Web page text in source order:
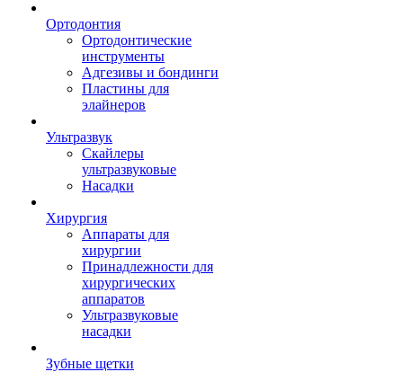
Ортодонтия
Ортодонтические
инструменты
Адгезивы и бондинги
Пластины для
элайнеров
Ультразвук
Скайлеры
ультразвуковые
Насадки
Хирургия
Аппараты для
хирургии
Принадлежности для
хирургических
аппаратов
Ультразвуковые
насадки
Зубные щетки